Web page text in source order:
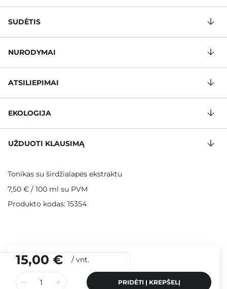
15,00 € / vnt.
PRIDĖTI Į KREPŠELĮ
SUDĖTIS
NURODYMAI
ATSILIEPIMAI
EKOLOGIJA
UŽDUOTI KLAUSIMĄ
Tonikas su širdžialapės ekstraktu
7,50 € / 100 ml su PVM
Produkto kodas: 15354